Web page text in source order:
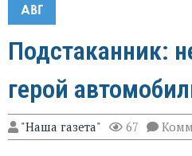
АВГ
Подстаканник:
герой
"Наша газета" 67